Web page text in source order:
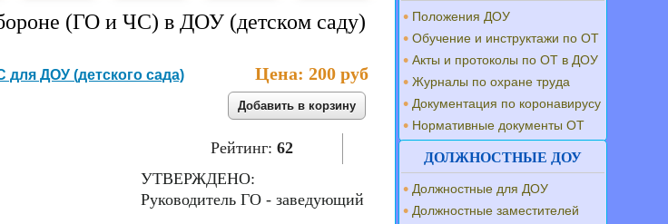
(ГО и ЧС) в ДОУ (детском саду)
для ДОУ (детского сада) Цена:200 руб
Рейтинг:62
УТВЕРЖДЕНО:
Руководитель ГО - заведующий
Положения ДОУ
Обучение и инструктажи по ОТ
Акты и протоколы по ОТ в ДОУ
Журналы по охране труда
Документация по коронавирусу
Нормативные документы ОТ
ДОЛЖНОСТНЫЕ ДОУ
Должностные для ДОУ
Должностные заместителей